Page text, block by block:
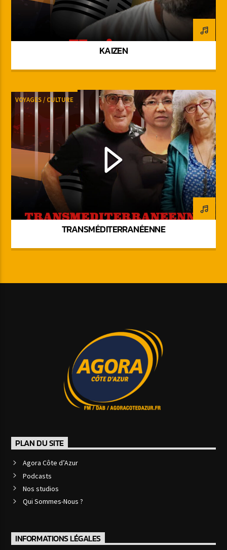
KAIZEN
VOYAGES / CULTURE
TRANSMÉDITERRANÉENNE
PLAN DU SITE
Agora Côte d’Azur
Podcasts
Nos studios
Qui Sommes-Nous ?
INFORMATIONS LÉGALES